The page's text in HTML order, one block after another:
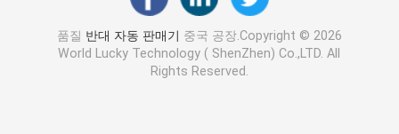
품질 반대 자동 판매기 중국 공장.Copyright © 2026
World Lucky Technology ( ShenZhen) Co.,LTD. All
Rights Reserved.